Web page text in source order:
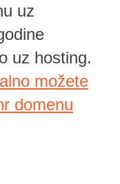
uz
uz hosting.
možete
domenu